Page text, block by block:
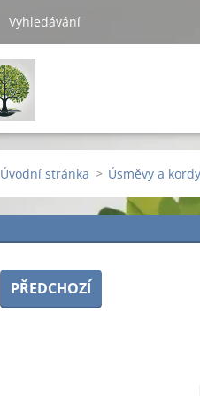
Úvodní stránka > Úsměvy a kordy
PŘEDCHOZÍ